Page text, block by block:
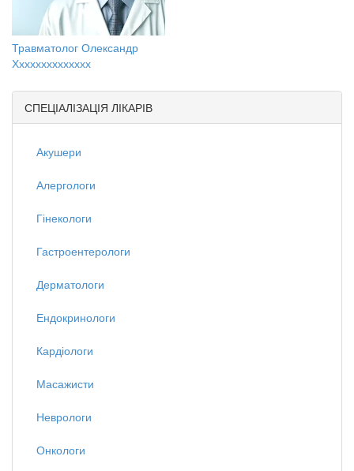
Травматолог Олександр
Хххххххххххххх
СПЕЦІАЛІЗАЦІЯ ЛІКАРІВ
Акушери
Алергологи
Гінекологи
Гастроентерологи
Дерматологи
Ендокринологи
Кардіологи
Масажисти
Неврологи
Онкологи